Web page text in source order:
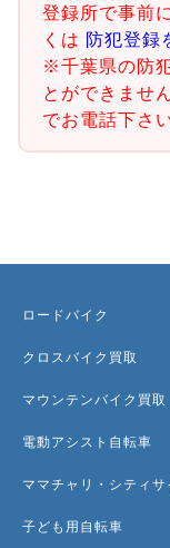
登録所で事前
くは 防犯登録
※千葉県の防
とができませ
でお電話下さい
ロードバイク
クロスバイク買取
マウンテンバイク買取
電動アシスト自転車
ママチャリ・シティサ
子ども用自転車